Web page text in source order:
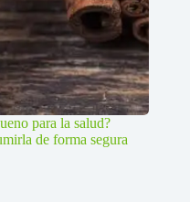
para la salud?
de forma segura